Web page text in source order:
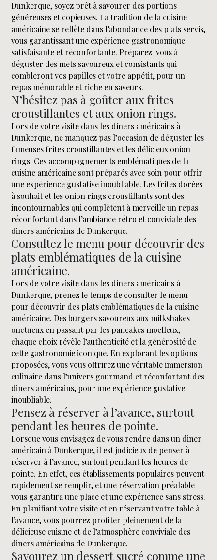
Dunkerque, soyez prêt à savourer des portions
généreuses et copieuses. La tradition de la cuisine
américaine se reflète dans l’abondance des plats servis,
vous garantissant une expérience gastronomique
satisfaisante et réconfortante. Préparez-vous à
déguster des mets savoureux et consistants qui
combleront vos papilles et votre appétit, pour un
repas mémorable et riche en saveurs.
N’hésitez pas à goûter aux frites
croustillantes et aux onion rings.
Lors de votre visite dans les diners américains à
Dunkerque, ne manquez pas l’occasion de déguster les
fameuses frites croustillantes et les délicieux onion
rings. Ces accompagnements emblématiques de la
cuisine américaine sont préparés avec soin pour offrir
une expérience gustative inoubliable. Les frites dorées
à souhait et les onion rings croustillants sont des
incontournables qui complètent à merveille un repas
réconfortant dans l’ambiance rétro et conviviale des
diners américains de Dunkerque.
Consultez le menu pour découvrir des
plats emblématiques de la cuisine
américaine.
Lors de votre visite dans les diners américains à
Dunkerque, prenez le temps de consulter le menu
pour découvrir des plats emblématiques de la cuisine
américaine. Des burgers savoureux aux milkshakes
onctueux en passant par les pancakes moelleux,
chaque choix révèle l’authenticité et la générosité de
cette gastronomie iconique. En explorant les options
proposées, vous vous offrirez une véritable immersion
culinaire dans l’univers gourmand et réconfortant des
diners américains, pour une expérience gustative
inoubliable.
Pensez à réserver à l’avance, surtout
pendant les heures de pointe.
Lorsque vous envisagez de vous rendre dans un diner
américain à Dunkerque, il est judicieux de penser à
réserver à l’avance, surtout pendant les heures de
pointe. En effet, ces établissements populaires peuvent
rapidement se remplir, et une réservation préalable
vous garantira une place et une expérience sans stress.
En planifiant votre visite et en réservant votre table à
l’avance, vous pourrez profiter pleinement de la
délicieuse cuisine et de l’atmosphère conviviale des
diners américains de Dunkerque.
Savourez un dessert sucré comme une